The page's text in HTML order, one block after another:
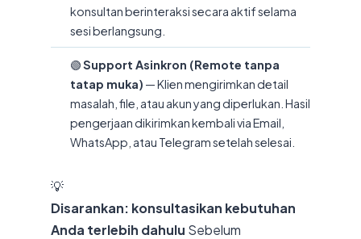
konsultan berinteraksi secara aktif selama
sesi berlangsung.
🟢Support Asinkron (Remote tanpa
tatap muka) — Klien mengirimkan detail
masalah, file, atau akun yang diperlukan. Hasil
pengerjaan dikirimkan kembali via Email,
WhatsApp, atau Telegram setelah selesai.
💡
Disarankan: konsultasikan kebutuhan
Anda terlebih dahulu Sebelum